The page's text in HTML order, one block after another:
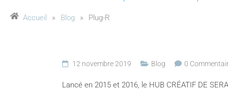
Accueil » Blog » Plug-R
12 novembre 2019 Blog 0
Lancé en 2015 et 2016, le HUB CRÉATIF DE